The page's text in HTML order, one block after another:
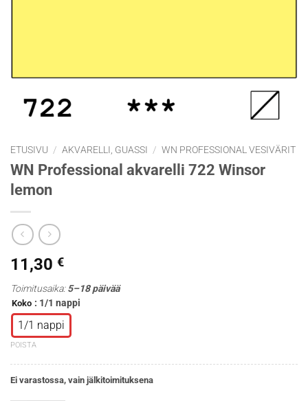
ETUSIVU / AKVARELLI, GUASSI / WN PROFESSIONAL VESIVÄRIT
WN Professional akvarelli 722 Winsor
lemon
11,30 €
Toimitusaika:5–18 päivää
Koko : 1/1 nappi
1/1 nappi
POISTA
Ei varastossa, vain jälkitoimituksena